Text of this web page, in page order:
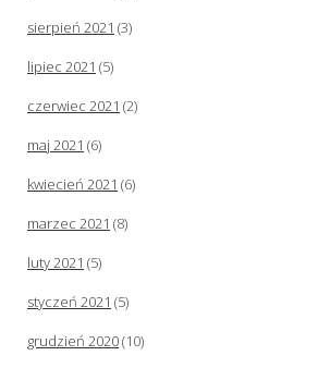
sierpień 2021 (3)
lipiec 2021 (5)
czerwiec 2021 (2)
maj 2021 (6)
kwiecień 2021 (6)
marzec 2021 (8)
luty 2021 (5)
styczeń 2021 (5)
grudzień 2020(10)